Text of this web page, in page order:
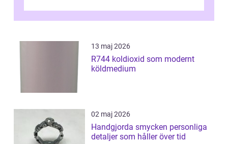
13 maj 2026
R744 koldioxid som modernt
köldmedium
02 maj 2026
Handgjorda smycken personliga
detaljer som håller över tid